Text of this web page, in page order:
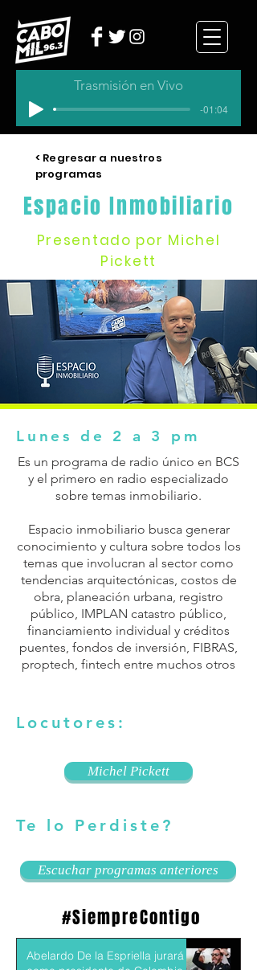
Trasmisión en Vivo
-01:04
< Regresar a nuestros
programas
Espacio Inmobiliario
Presentado por Michel
Pickett
Lunes de 2 a 3 pm
Es un programa de radio único en BCS
y el primero en radio especializado
sobre temas inmobiliario.
Espacio inmobiliario busca generar
conocimiento y cultura sobre todos los
temas que involucran al sector como
tendencias arquitectónicas, costos de
obra, planeación urbana, registro
público, IMPLAN catastro público,
financiamiento individual y créditos
puentes, fondos de inversión, FIBRAS,
proptech, fintech entre muchos otros
Locutores:
Michel Pickett
Te lo Perdiste?
Escuchar programas anteriores
#SiempreContigo
Abelardo De la Espriella jurará